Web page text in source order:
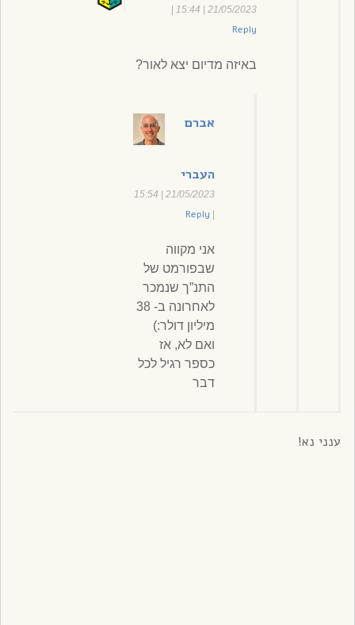
21/05/2023 | 15:44
Reply
באיזה מדיום יצא לאור?
אברם
העברי
21/05/2023 | 15:54
Reply
אני מקווה
שבפורמט של
התנ”ך שנמכר
לאחרונה ב- 38
מיליון דולר:)
ואם לא, אז
כספר רגיל לכל
דבר
ענני נא!